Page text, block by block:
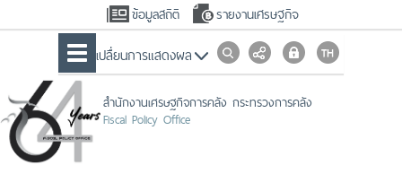
ข้อมูลสถิติ รายงานเศรษฐกิจ
เปลื่ยนการแสดงผล
สำนักงานเศรษฐกิจการคลัง กระทรวงการคลัง
Fiscal Policy Office